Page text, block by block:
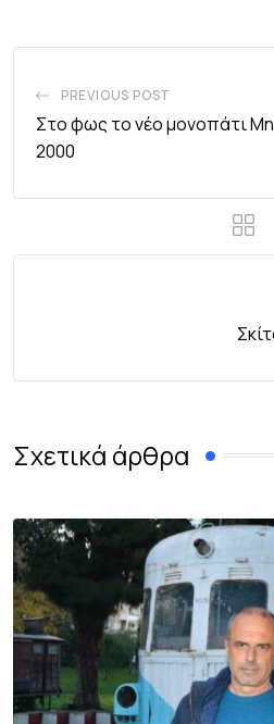
PREVIOUS POST
Στο φως το νέο μονοπάτι
2000
Σχετικά άρθρα